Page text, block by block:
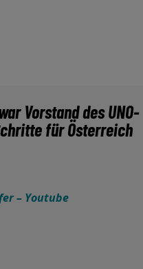
Vorstand des UNO-
für Österreich
– Youtube